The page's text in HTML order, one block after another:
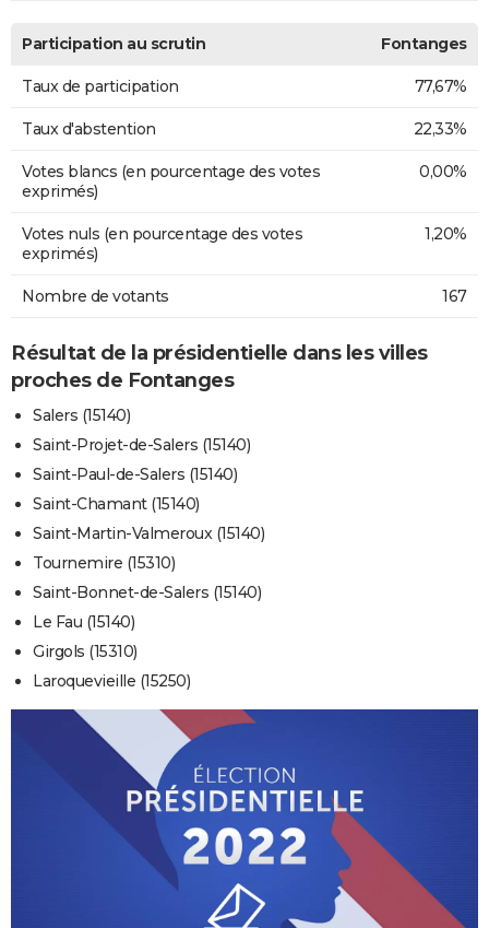
Participation au scrutin Fontanges
Taux de participation 77,67%
Taux d'abstention 22,33%
Votes blancs (en pourcentage des votes
exprimés)
0,00%
Votes nuls (en pourcentage des votes
exprimés)
1,20%
Nombre de votants 167
Résultat de la présidentielle dans les villes
proches de Fontanges
Salers (15140)
Saint-Projet-de-Salers (15140)
Saint-Paul-de-Salers (15140)
Saint-Chamant (15140)
Saint-Martin-Valmeroux (15140)
Tournemire (15310)
Saint-Bonnet-de-Salers (15140)
Le Fau (15140)
Girgols (15310)
Laroquevieille (15250)